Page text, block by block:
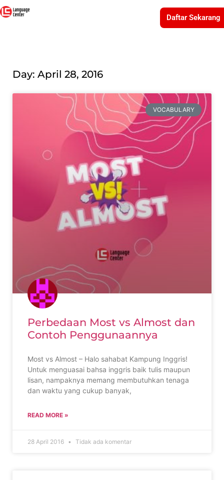
Daftar Sekarang
Day: April 28, 2016
VOCABULARY
Perbedaan Most vs Almost dan
Contoh Penggunaannya
Most vs Almost – Halo sahabat Kampung Inggris!
Untuk menguasai bahsa inggris baik tulis maupun
lisan, nampaknya memang membutuhkan tenaga
dan waktu yang cukup banyak,
READ MORE »
28 April 2016 Tidak ada komentar